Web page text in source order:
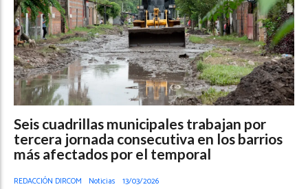
Seis cuadrillas municipales trabajan por
tercera jornada consecutiva en los barrios
más afectados por el temporal
REDACCIÓN DIRCOM Noticias 13/03/2026